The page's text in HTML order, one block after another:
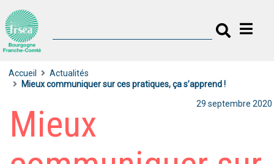
Accueil
Actualités
Mieux communiquer sur ces pratiques, ça s’apprend !
Mieux
29 septembre 2020